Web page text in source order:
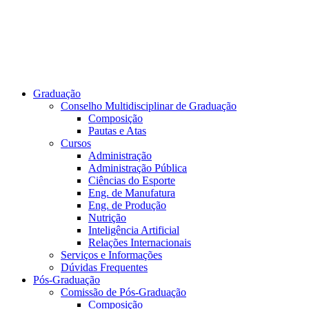
Graduação
Conselho Multidisciplinar de Graduação
Composição
Pautas e Atas
Cursos
Administração
Administração Pública
Ciências do Esporte
Eng. de Manufatura
Eng. de Produção
Nutrição
Inteligência Artificial
Relações Internacionais
Serviços e Informações
Dúvidas Frequentes
Pós-Graduação
Comissão de Pós-Graduação
Composição